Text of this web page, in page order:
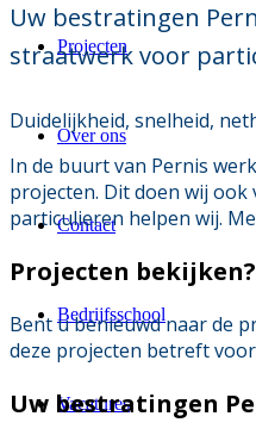
Projecten
Over ons
Contact
Bedrijfsschool
Vacatures
Uw bestratingen
straatwerk voor
Duidelijkheid, snelheid,
In de buurt van Pernis
projecten. Dit doen wij
particulieren helpen wij.
Projecten bekijken?
Bent u benieuwd naar de
deze projecten betreft
Uw bestratingen